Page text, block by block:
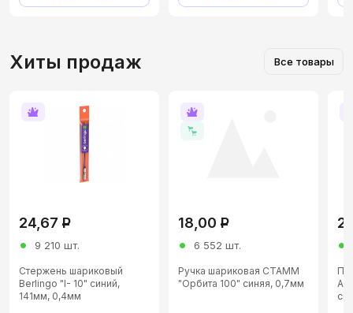
Хиты продаж Все товары
24,67 Р
9 210 шт.
Стержень шариковый
Berlingo "I- 10" синий,
141мм, 0,4мм
18,00 Р
6 552 шт.
Ручка шариковая СТАММ
"Орбита 100" синяя, 0,7мм